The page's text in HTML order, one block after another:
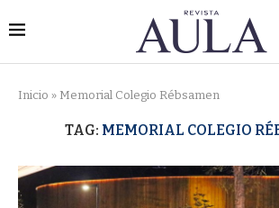
Inicio » Memorial Colegio Rébsamen
TAG: MEMORIAL COLEGIO